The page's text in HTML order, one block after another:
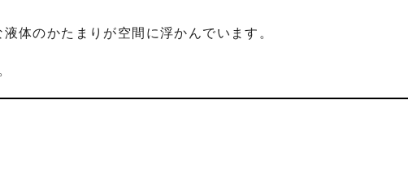
体のかたまりが空間に浮かんでいます。